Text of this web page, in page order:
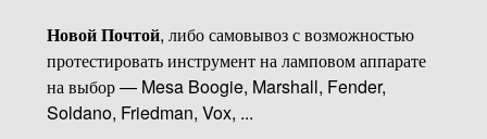
Новой Почтой, либо самовывоз с возможностью
протестировать инструмент на ламповом аппарате
на выбор — Mesa Boogie, Marshall, Fender,
Soldano, Friedman, Vox, ...